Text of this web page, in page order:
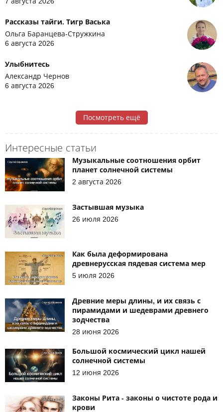
Рассказы тайги. Тигр Васька
Ольга Баранцева-Стружкина
6 августа 2026
Улыбнитесь
Александр Чернов
6 августа 2026
Посмотреть ещё
Интересные статьи
Музыкальные соотношения орбит
планет солнечной системы
2 августа 2026
Застывшая музыка
26 июля 2026
Как была деформирована
древнерусская пядевая система мер
5 июля 2026
Древние меры длины, и их связь с
пирамидами и шедеврами древнего
зодчества
28 июня 2026
Большой космический цикл нашей
солнечной системы
12 июня 2026
Законы Рита - законы о чистоте рода и
крови